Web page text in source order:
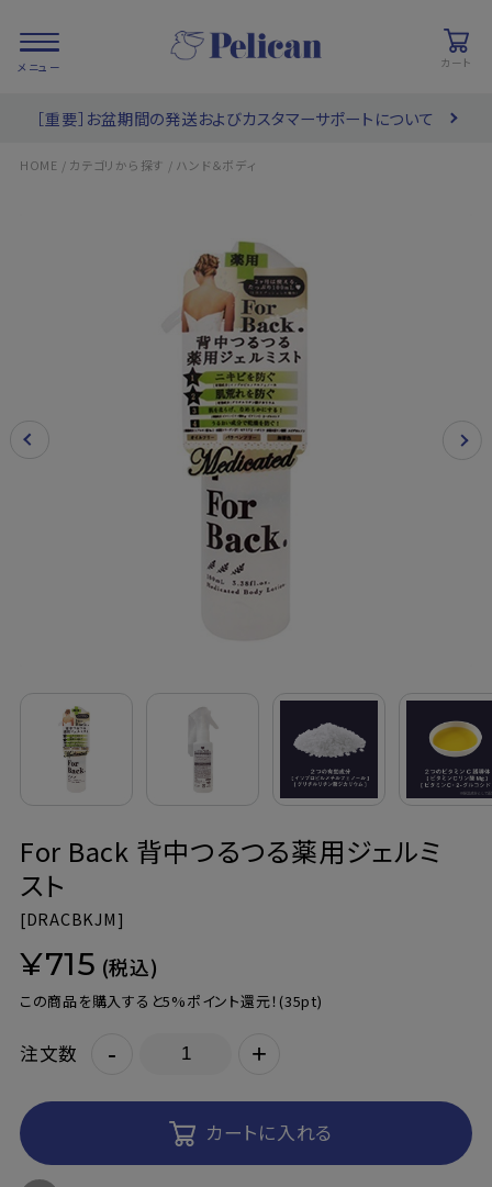
カート
/ 商品を探す
COLLECTIONS/ ブランド一覧
ご利用案内
会員登録でお得
NEWS一覧
利用規約
［重要］お盆期間の発送およびカスタマーサポートについて
HOME / カテゴリから探す / ハンド＆ボディ
For Back 背中つるつる薬用ジェルミ
スト
[DRACBKJM]
¥715 (税込)
この商品を購入すると5%ポイント還元！ (35pt)
注文数 - +
カートに入れる